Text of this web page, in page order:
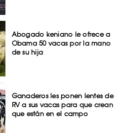
Abogado keniano le ofrece a
Obama 50 vacas por la mano
de su hija
Ganaderos les ponen lentes de
RV a sus vacas para que crean
que están en el campo